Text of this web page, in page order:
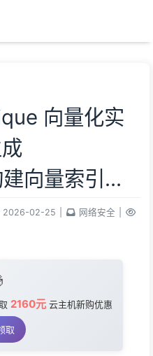
向量化实
向量索引、
FAISS /
2026-02-25 网络安全
2160元云主机新购优惠
取